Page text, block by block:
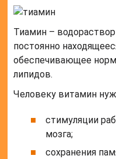
Тиамин –
постоянно
обеспечивающее
липидов.
Человеку витамин
стимуляции
мозга;
сохранения